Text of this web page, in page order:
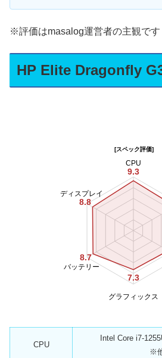
※評価はmasalog運営者の主観です
HP Elite Dragonfly
[スペック評価]
8.8
9.3
7.3
8.7
ディスプレイ
CPU
グラフィックス
バッテリー
CPU
Intel Core i7-
※